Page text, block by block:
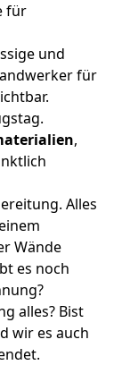
für
und
für
,
Alles
Wände
es noch
alles? Bist
wir es auch